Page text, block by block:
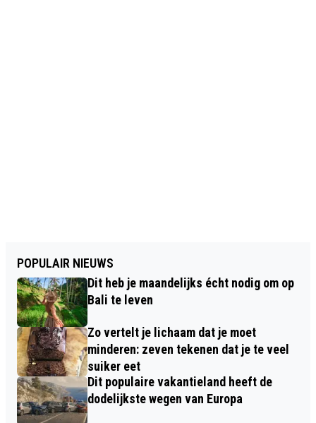
POPULAIR NIEUWS
Dit heb je maandelijks écht nodig om op
Bali te leven
Zo vertelt je lichaam dat je moet
minderen: zeven tekenen dat je te veel
suiker eet
Dit populaire vakantieland heeft de
dodelijkste wegen van Europa